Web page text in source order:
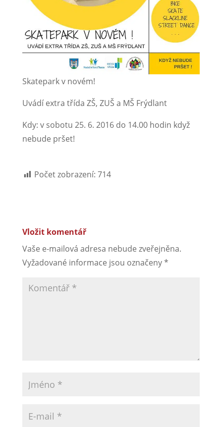
Skatepark v novém!
Uvádí extra třída ZŠ, ZUŠ a MŠ Frýdlant
Kdy: v sobotu 25. 6. 2016 do 14.00 hodin když
nebude pršet!
Počet zobrazení: 714
Vložit komentář
Vaše e-mailová adresa nebude zveřejněna.
Vyžadované informace jsou označeny*